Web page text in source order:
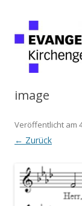
image
Veröffentlicht am
← Zurück